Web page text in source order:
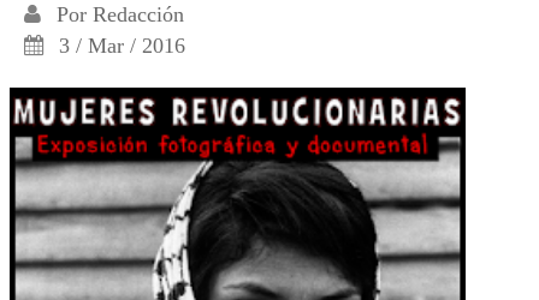
Por Redacción
3 / Mar / 2016